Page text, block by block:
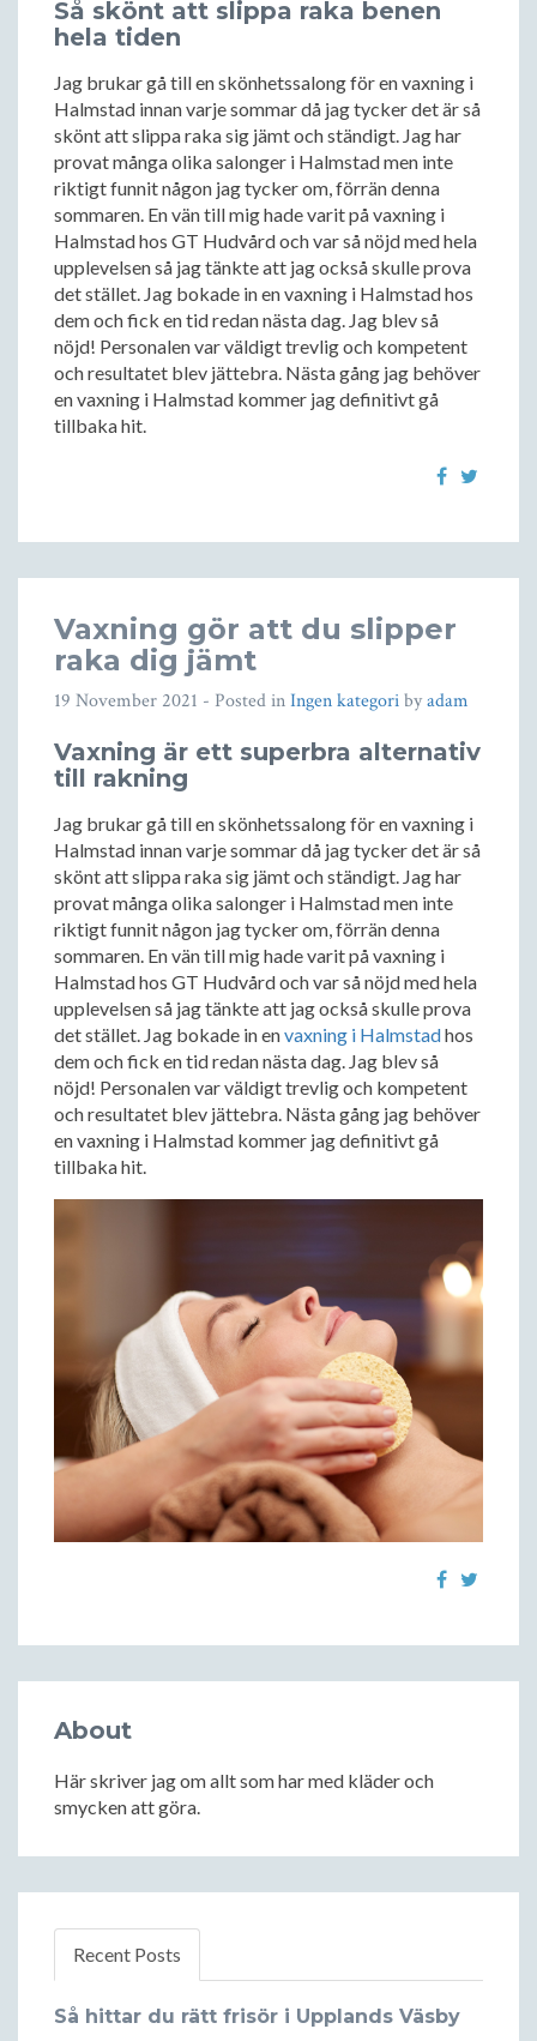
Så skönt att slippa raka benen
hela tiden
Jag brukar gå till en skönhetssalong för en vaxning i
Halmstad innan varje sommar då jag tycker det är så
skönt att slippa raka sig jämt och ständigt. Jag har
provat många olika salonger i Halmstad men inte
riktigt funnit någon jag tycker om, förrän denna
sommaren. En vän till mig hade varit på vaxning i
Halmstad hos GT Hudvård och var så nöjd med hela
upplevelsen så jag tänkte att jag också skulle prova
det stället. Jag bokade in en vaxning i Halmstad hos
dem och fick en tid redan nästa dag. Jag blev så
nöjd! Personalen var väldigt trevlig och kompetent
och resultatet blev jättebra. Nästa gång jag behöver
en vaxning i Halmstad kommer jag definitivt gå
tillbaka hit.
Vaxning gör att du slipper
raka dig jämt
19 November 2021 - Posted inIngen kategoribyadam
Vaxning är ett superbra alternativ
till rakning
Jag brukar gå till en skönhetssalong för en vaxning i
Halmstad innan varje sommar då jag tycker det är så
skönt att slippa raka sig jämt och ständigt. Jag har
provat många olika salonger i Halmstad men inte
riktigt funnit någon jag tycker om, förrän denna
sommaren. En vän till mig hade varit på vaxning i
Halmstad hos GT Hudvård och var så nöjd med hela
upplevelsen så jag tänkte att jag också skulle prova
det stället. Jag bokade in envaxning i Halmstadhos
dem och fick en tid redan nästa dag. Jag blev så
nöjd! Personalen var väldigt trevlig och kompetent
och resultatet blev jättebra. Nästa gång jag behöver
en vaxning i Halmstad kommer jag definitivt gå
tillbaka hit.
About
Här skriver jag om allt som har med kläder och
smycken att göra.
Recent Posts
Så hittar du rätt frisör i Upplands Väsby